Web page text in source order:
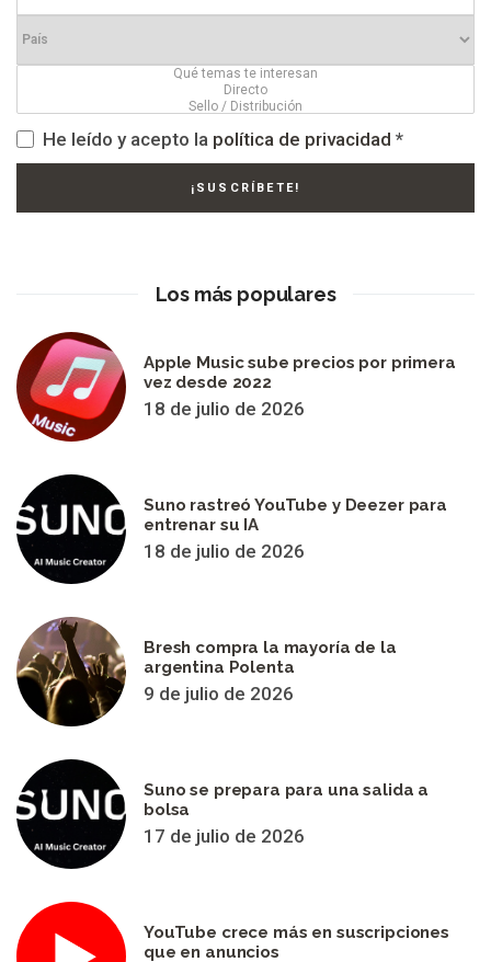
He leído y acepto la política de privacidad *
Los más populares
Apple Music sube precios por primera
vez desde 2022
18 de julio de 2026
Suno rastreó YouTube y Deezer para
entrenar su IA
18 de julio de 2026
Bresh compra la mayoría de la
argentina Polenta
9 de julio de 2026
Suno se prepara para una salida a
bolsa
17 de julio de 2026
YouTube crece más en suscripciones
que en anuncios